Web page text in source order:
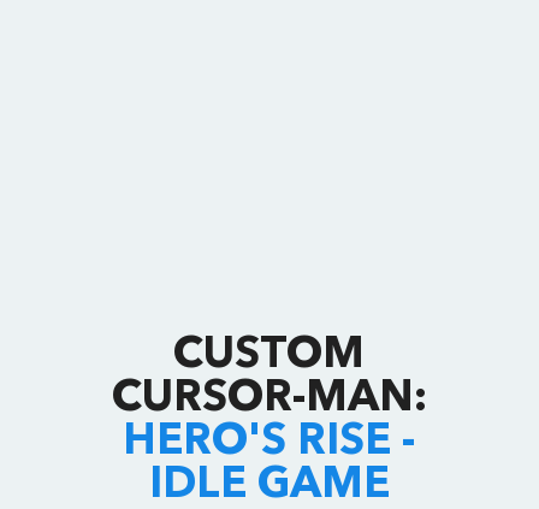
CUSTOM
CURSOR-MAN:
HERO'S RISE -
IDLE GAME